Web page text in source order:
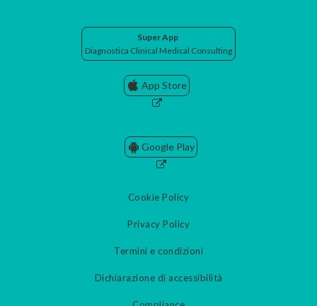
Super App
Diagnostica Clinical Medical Consulting
App Store
Google Play
Cookie Policy
Privacy Policy
Termini e condizioni
Dichiarazione di accessibilità